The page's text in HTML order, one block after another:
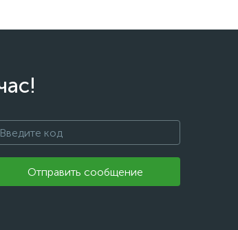
Отправить сообщение